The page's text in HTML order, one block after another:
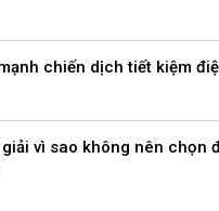
chiến dịch tiết kiệm
vì sao không nên chọn